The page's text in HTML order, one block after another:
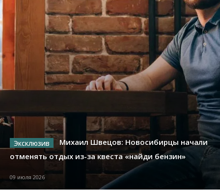
Михаил Швецов: Новосибирцы начали
отменять отдых из-за квеста «найди бензин»
09 июля 2026